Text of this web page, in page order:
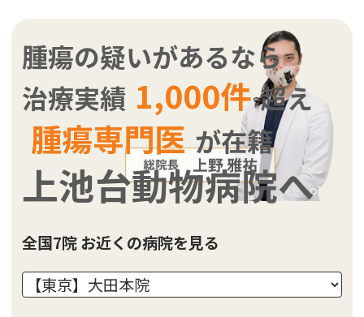
腫瘍の疑いがあるなら
治療実績 1,000件 超え
腫瘍専門医 が在籍
上池台動物病院へ
全国7院 お近くの病院を見る